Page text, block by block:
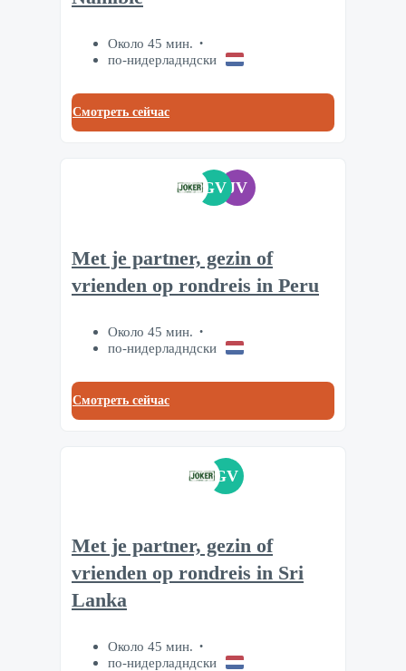
Около 45 мин.
по-нидерладндски
Смотреть сейчас
GV JV
Met je partner, gezin of
vrienden op rondreis in Peru
Около 45 мин.
по-нидерладндски
Смотреть сейчас
GV
Met je partner, gezin of
vrienden op rondreis in Sri
Lanka
Около 45 мин.
по-нидерладндски